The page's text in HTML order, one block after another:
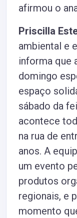
afirmou o
Priscilla
ambiental e
informa que
domingo
espaço
sábado da
acontece
na rua de
anos. A
um evento
produtos
regionais, e
momento